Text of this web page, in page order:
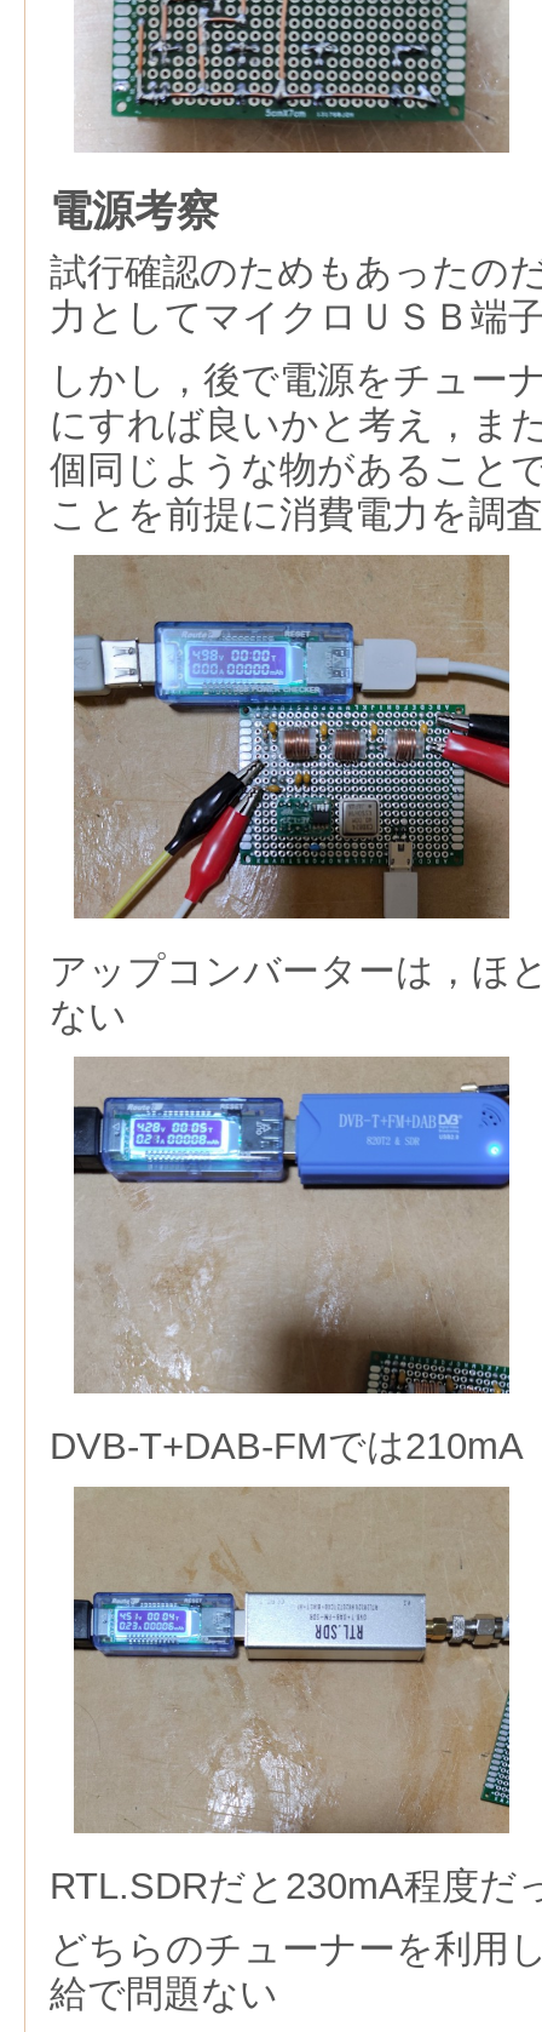
電源考察
試行確認のためもあったの
力としてマイクロＵＳＢ端
しかし，後で電源をチュー
にすれば良いかと考え，ま
個同じような物があること
ことを前提に消費電力を調
アップコンバーターは，ほ
ない
DVB-T+DAB-FMでは210mA
RTL.SDRだと230mA程度だ
どちらのチューナーを利用
給で問題ない